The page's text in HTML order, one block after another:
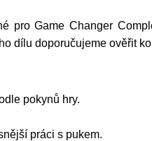
pro Game Changer
dílu doporučujeme ověřit
pokynů hry.
práci s pukem.